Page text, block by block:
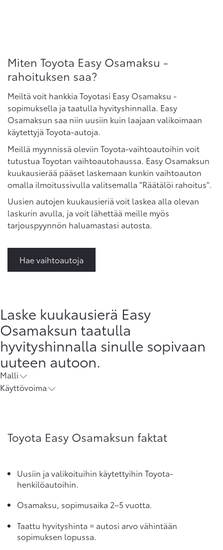
Miten Toyota Easy Osamaksu -
rahoituksen saa?
Meiltä voit hankkia Toyotasi Easy Osamaksu -
sopimuksella ja taatulla hyvityshinnalla. Easy
Osamaksun saa niin uusiin kuin laajaan valikoimaan
käytettyjä Toyota-autoja.
Meillä myynnissä oleviin Toyota-vaihtoautoihin voit
tutustua Toyotan vaihtoautohaussa. Easy Osamaksun
kuukausierää pääset laskemaan kunkin vaihtoauton
omalla ilmoitussivulla valitsemalla "Räätälöi rahoitus".
Uusien autojen kuukausieriä voit laskea alla olevan
laskurin avulla, ja voit lähettää meille myös
tarjouspyynnön haluamastasi autosta.
Hae vaihtoautoja
Laske kuukausierä Easy
Osamaksun taatulla
hyvityshinnalla sinulle sopivaan
uuteen autoon.
Malli
Käyttövoima
Toyota Easy Osamaksun faktat
Uusiin ja valikoituihin käytettyihin Toyota-
henkilöautoihin.
Osamaksu, sopimusaika 2–5 vuotta.
Taattu hyvityshinta = autosi arvo vähintään
sopimuksen lopussa.